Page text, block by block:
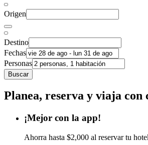
Origen
Destino
Fechas
Personas
Buscar
Planea, reserva y viaja con
¡Mejor con la app!
Ahorra hasta $2,000 al reservar tu